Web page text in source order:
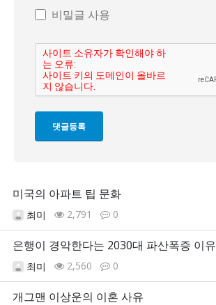
비밀글 사용
미국의 아파트 팁 문화
최미 2,791 0
은행이 경악한다는 2030대 파산폭증 이유
최미 2,560 0
개그맨 이상운의 이혼 사유